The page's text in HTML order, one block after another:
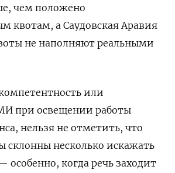
чем положено
квотам, а Саудовская Аравия
не наполняют реальными
или
при освещении работы
нельзя не отметить, что
склонны несколько искажать
особенно, когда речь заходит